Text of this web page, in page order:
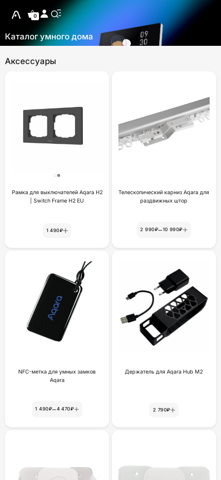
0
Каталог умного дома
Аксессуары
Рамка для выключателей Aqara H2
| Switch Frame H2 EU
1 490₽
Телескопический карниз Aqara для
раздвижных штор
2 990₽–10 990₽
NFC-метка для умных замков
Aqara
1 490₽–4 470₽
Держатель для Aqara Hub M2
2 790₽